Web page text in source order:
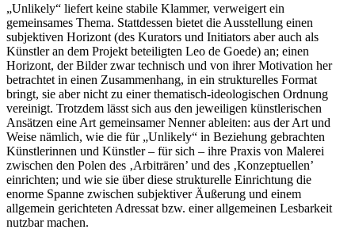
„Unlikely“ liefert keine stabile Klammer, verweigert ein
gemeinsames Thema. Stattdessen bietet die Ausstellung einen
subjektiven Horizont (des Kurators und Initiators aber auch als
Künstler an dem Projekt beteiligten Leo de Goede) an; einen
Horizont, der Bilder zwar technisch und von ihrer Motivation her
betrachtet in einen Zusammenhang, in ein strukturelles Format
bringt, sie aber nicht zu einer thematisch-ideologischen Ordnung
vereinigt. Trotzdem lässt sich aus den jeweiligen künstlerischen
Ansätzen eine Art gemeinsamer Nenner ableiten: aus der Art und
Weise nämlich, wie die für „Unlikely“ in Beziehung gebrachten
Künstlerinnen und Künstler – für sich – ihre Praxis von Malerei
zwischen den Polen des ‚Arbiträren’ und des ‚Konzeptuellen’
einrichten; und wie sie über diese strukturelle Einrichtung die
enorme Spanne zwischen subjektiver Äußerung und einem
allgemein gerichteten Adressat bzw. einer allgemeinen Lesbarkeit
nutzbar machen.